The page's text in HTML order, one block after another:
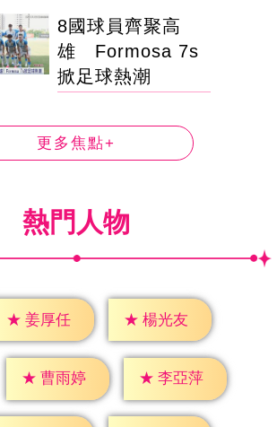
8國球員齊聚高
雄 Formosa 7s
掀足球熱潮
更多焦點+
熱門人物
★ 姜厚任 ★ 楊光友
★ 曹雨婷 ★ 李亞萍